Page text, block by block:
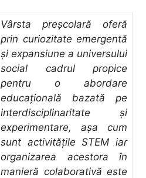
Vârsta preșcolară oferă
prin curiozitate emergentă
și expansiune a universului
social cadrul propice
pentru o abordare
educațională bazată pe
interdisciplinaritate și
experimentare, așa cum
sunt activitățile STEM iar
organizarea acestora în
manieră colaborativă este